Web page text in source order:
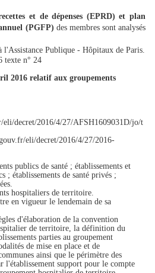
et de dépenses (EPRD) et plan
(PGFP) des membres sont analysés
l'Assistance Publique - Hôpitaux de Paris.
texte n° 24
2016 relatif aux groupements
decret/2016/4/27/AFSH1609031D/jo/t
eli/decret/2016/4/27/2016-
publics de santé ; établissements et
; établissements de santé privés ;
hospitaliers de territoire.
en vigueur le lendemain de sa
d'élaboration de la convention
de territoire, la définition du
parties au groupement
de mise en place et de
ainsi que le périmètre des
l'établissement support pour le compte